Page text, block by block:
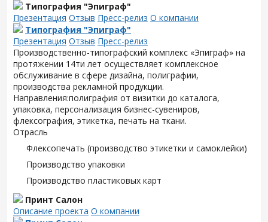
Типография "Эпиграф"
Презентация Отзыв Пресс-релиз О компании
Типография "Эпиграф"
Презентация Отзыв Пресс-релиз
Производственно-типографский комплекс «Эпиграф» на
протяжении 14ти лет осуществляет комплексное
обслуживание в сфере дизайна, полиграфии,
производства рекламной продукции.
Направления:полиграфия от визитки до каталога,
упаковка, персонализация бизнес-сувениров,
флексография, этикетка, печать на ткани.
Отрасль
Флексопечать (производство этикетки и самоклейки)
Производство упаковки
Производство пластиковых карт
Принт Салон
Описание проекта О компании